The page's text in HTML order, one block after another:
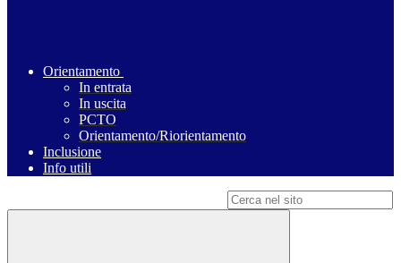
Orientamento
In entrata
In uscita
PCTO
Orientamento/Riorientamento
Inclusione
Info utili